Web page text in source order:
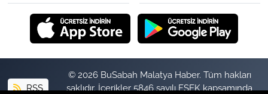
RSS
© 2026 BuSabah Malatya Haber. Tüm hakları
saklıdır. İçerikler 5846 sayılı FSEK kapsamında